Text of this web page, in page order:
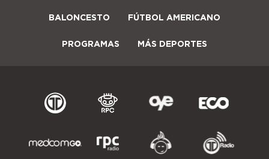
BALONCESTO FÚTBOL AMERICANO
PROGRAMAS MÁS DEPORTES